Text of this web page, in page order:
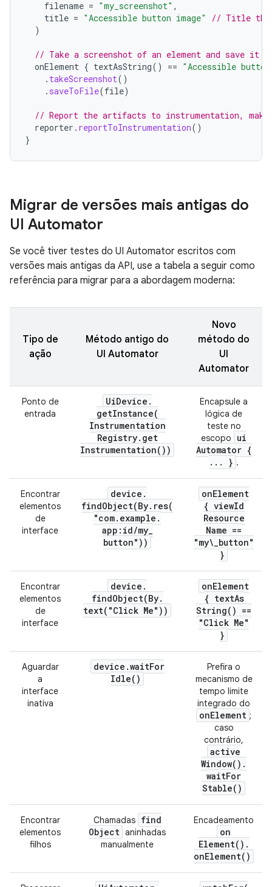
filename = "my_screenshot" ,
title = "Accessible button image"
// Title that
)
// Take a screenshot of an element and save it
onElement { textAsString() == "Accessible
. takeScreenshot()
. saveToFile(file)
// Report the artifacts to instrumentation,
reporter . reportToInstrumentation()
}
Migrar de versões mais antigas do
UI Automator
Se você tiver testes do UI Automator escritos com
versões mais antigas da API, use a tabela a seguir como
referência para migrar para a abordagem moderna:
Tipo de
ação
Método antigo do
UI Automator
Novo
método do
UI
Automator
Ponto de
entrada
UiDevice .
getInstance(
Instrumentation
Registry. get
Instrumentation( ))
Encapsule a
lógica de
teste no
escopo
ui
Automator {
. . . } .
Encontrar
elementos
de
interface
device .
findObject(By. res(
"com. example .
app:id/my_
button"))
onElement
{ viewId
Resource
Name ==
"my\_button"
}
Encontrar
elementos
de
interface
device .
findObject(By.
text( "Click Me"))
onElement
{ textAs
String( ) ==
"Click Me"
}
Aguardar
a
interface
inativa
device .waitFor
Idle( )
Prefira o
mecanismo de
tempo limite
integrado do
onElement ;
caso
contrário,
active
Window( ) .
waitFor
Stable( )
Encontrar
elementos
filhos
Chamadas find
Object aninhadas
manualmente
Encadeamento
on
Element( ) .
onElement( )